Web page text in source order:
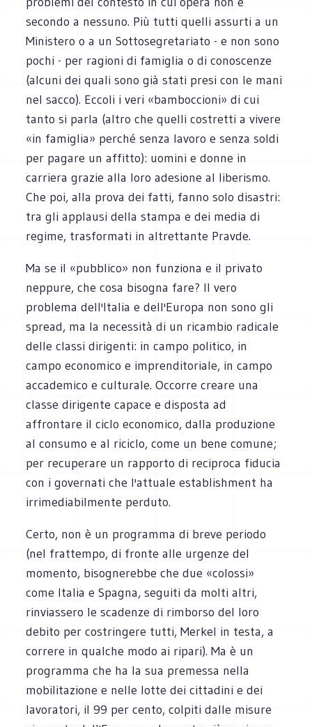
secondo a nessuno. Più tutti quelli assurti a un
Ministero o a un Sottosegretariato - e non sono
pochi - per ragioni di famiglia o di conoscenze
(alcuni dei quali sono già stati presi con le mani
nel sacco). Eccoli i veri «bamboccioni» di cui
tanto si parla (altro che quelli costretti a vivere
«in famiglia» perché senza lavoro e senza soldi
per pagare un affitto): uomini e donne in
carriera grazie alla loro adesione al liberismo.
Che poi, alla prova dei fatti, fanno solo disastri:
tra gli applausi della stampa e dei media di
regime, trasformati in altrettante Pravde.
Ma se il «pubblico» non funziona e il privato
neppure, che cosa bisogna fare? Il vero
problema dell'Italia e dell'Europa non sono gli
spread, ma la necessità di un ricambio radicale
delle classi dirigenti: in campo politico, in
campo economico e imprenditoriale, in campo
accademico e culturale. Occorre creare una
classe dirigente capace e disposta ad
affrontare il ciclo economico, dalla produzione
al consumo e al riciclo, come un bene comune;
per recuperare un rapporto di reciproca fiducia
con i governati che l'attuale establishment ha
irrimediabilmente perduto.
Certo, non è un programma di breve periodo
(nel frattempo, di fronte alle urgenze del
momento, bisognerebbe che due «colossi»
come Italia e Spagna, seguiti da molti altri,
rinviassero le scadenze di rimborso del loro
debito per costringere tutti, Merkel in testa, a
correre in qualche modo ai ripari). Ma è un
programma che ha la sua premessa nella
mobilitazione e nelle lotte dei cittadini e dei
lavoratori, il 99 per cento, colpiti dalle misure